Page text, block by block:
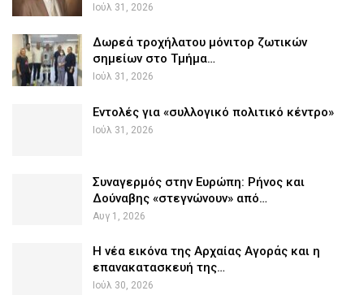
Ιούλ 31, 2026
Δωρεά τροχήλατου μόνιτορ ζωτικών
σημείων στο Τμήμα…
Ιούλ 31, 2026
Εντολές για «συλλογικό πολιτικό κέντρο»
Ιούλ 31, 2026
Συναγερμός στην Ευρώπη: Ρήνος και
Δούναβης «στεγνώνουν» από…
Αυγ 1, 2026
Η νέα εικόνα της Αρχαίας Αγοράς και η
επανακατασκευή της…
Ιούλ 30, 2026